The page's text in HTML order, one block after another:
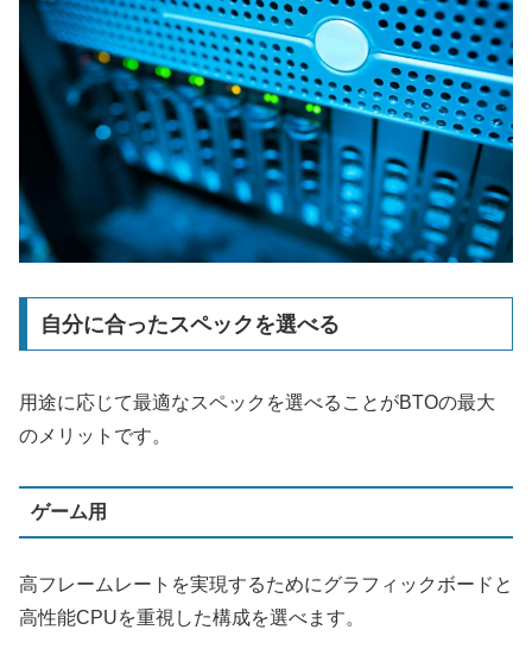
自分に合ったスペックを選べる
用途に応じて最適なスペックを選べることがBTOの最大
のメリットです。
ゲーム用
高フレームレートを実現するためにグラフィックボードと
高性能CPUを重視した構成を選べます。